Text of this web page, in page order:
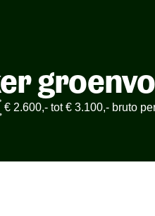
€ 2.600,- tot € 3.100,- bruto